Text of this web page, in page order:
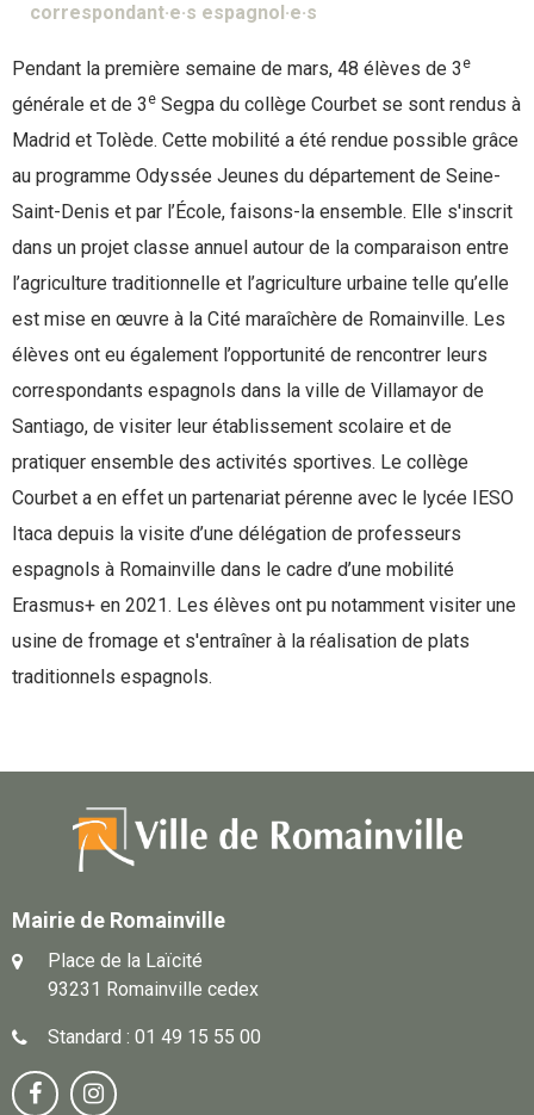
correspondant·e·s espagnol·e·s
Pendant la première semaine de mars, 48 élèves de 3 e
générale et de 3 e Segpa du collège Courbet se sont rendus à
Madrid et Tolède. Cette mobilité a été rendue possible grâce
au programme Odyssée Jeunes du département de Seine-
Saint-Denis et par l’École, faisons-la ensemble. Elle s'inscrit
dans un projet classe annuel autour de la comparaison entre
l’agriculture traditionnelle et l’agriculture urbaine telle qu’elle
est mise en œuvre à la Cité maraîchère de Romainville. Les
élèves ont eu également l’opportunité de rencontrer leurs
correspondants espagnols dans la ville de Villamayor de
Santiago, de visiter leur établissement scolaire et de
pratiquer ensemble des activités sportives. Le collège
Courbet a en effet un partenariat pérenne avec le lycée IESO
Itaca depuis la visite d’une délégation de professeurs
espagnols à Romainville dans le cadre d’une mobilité
Erasmus+ en 2021. Les élèves ont pu notamment visiter une
usine de fromage et s'entraîner à la réalisation de plats
traditionnels espagnols.
Mairie de Romainville
Place de la Laïcité
93231 Romainville cedex
Standard : 01 49 15 55 00
NotreSuivez-